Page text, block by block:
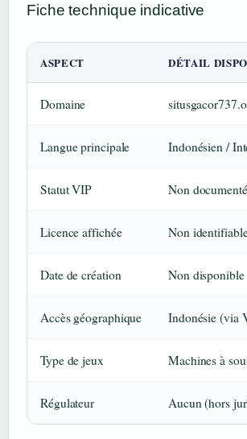
Fiche technique indicative
ASPECT DÉTAIL
Domaine
Langue principale Indonésien /
Statut VIP Non
Licence affichée Non
Date de création Non disponible
Accès géographique Indonésie (via
Type de jeux Machines à
Régulateur Aucun (hors